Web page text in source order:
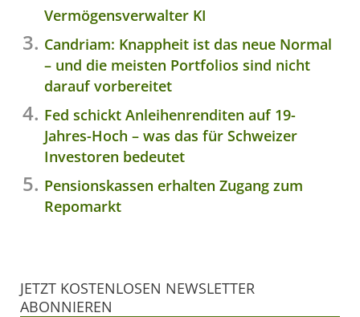
Vermögensverwalter KI
Candriam: Knappheit ist das neue Normal
– und die meisten Portfolios sind nicht
darauf vorbereitet
Fed schickt Anleihenrenditen auf 19-
Jahres-Hoch – was das für Schweizer
Investoren bedeutet
Pensionskassen erhalten Zugang zum
Repomarkt
JETZT KOSTENLOSEN NEWSLETTER
ABONNIEREN